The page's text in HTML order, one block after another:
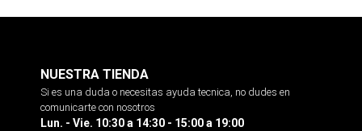
NUESTRA TIENDA
Si es una duda o necesitas ayuda tecnica, no dudes en
comunicarte con nosotros
Lun. - Vie. 10:30 a 14:30 - 15:00 a 19:00